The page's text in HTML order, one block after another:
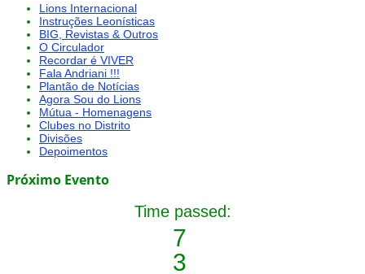
Lions Internacional
Instruções Leonísticas
BIG, Revistas & Outros
O Circulador
Recordar é VIVER
Fala Andriani !!!
Plantão de Notícias
Agora Sou do Lions
Mútua - Homenagens
Clubes no Distrito
Divisões
Depoimentos
Próximo Evento
Time passed:
7
3